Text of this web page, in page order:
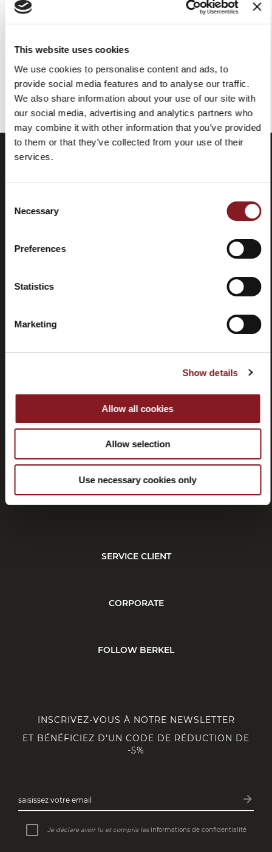
This website uses cookies
We use cookies to personalise content and ads, to
provide social media features and to analyse our traffic.
We also share information about your use of our site with
our social media, advertising and analytics partners who
may combine it with other information that you’ve provided
to them or that they’ve collected from your use of their
services.
Selection
Necessary
Preferences
Statistics
Marketing
Show details
Allow all cookies
Allow selection
Use necessary cookies only
Vous avez vu tous les produits de la catégorie
Tutorial
manuels
Résiliation
SERVICE CLIENT
CORPORATE
FOLLOW BERKEL
INSCRIVEZ-VOUS À NOTRE NEWSLETTER
ET BÉNÉFICIEZ D'UN CODE DE RÉDUCTION DE
-5%
saisissez votre email arrow_forward
Je déclare avoir lu et compris les informations de confidentialité